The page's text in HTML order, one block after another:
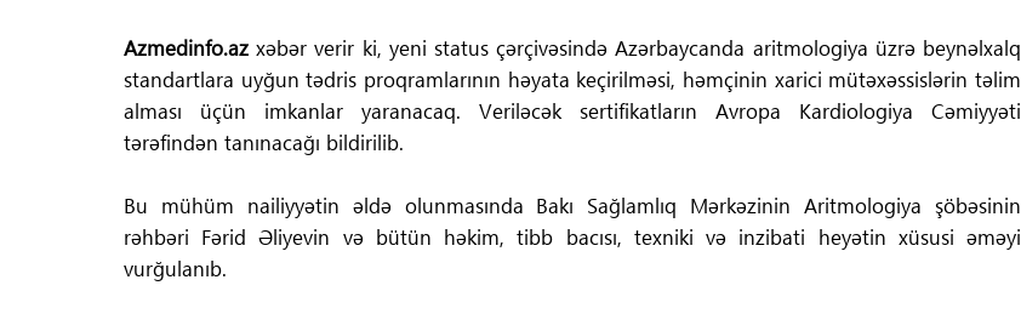
Azmedinfo.az xəbər verir ki, yeni status çərçivəsində Azərbaycanda aritmologiya üzrə beynəlxalq
standartlara uyğun tədris proqramlarının həyata keçirilməsi, həmçinin xarici mütəxəssislərin təlim
alması üçün imkanlar yaranacaq. Veriləcək sertifikatların Avropa Kardiologiya Cəmiyyəti
tərəfindən tanınacağı bildirilib.
Bu mühüm nailiyyətin əldə olunmasında Bakı Sağlamlıq Mərkəzinin Aritmologiya şöbəsinin
rəhbəri Fərid Əliyevin və bütün həkim, tibb bacısı, texniki və inzibati heyətin xüsusi əməyi
vurğulanıb.